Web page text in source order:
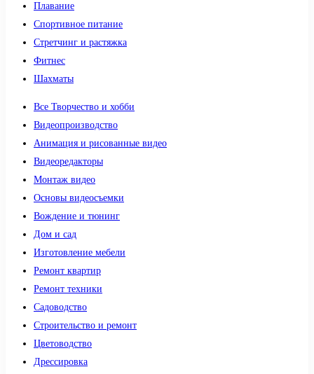
Плавание
Спортивное питание
Стретчинг и растяжка
Фитнес
Шахматы
Все Творчество и хобби
Видеопроизводство
Анимация и рисованные видео
Видеоредакторы
Монтаж видео
Основы видеосъемки
Вождение и тюнинг
Дом и сад
Изготовление мебели
Ремонт квартир
Ремонт техники
Садоводство
Строительство и ремонт
Цветоводство
Дрессировка